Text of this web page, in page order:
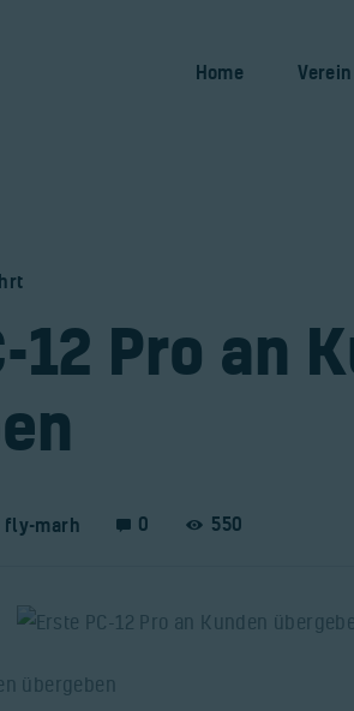
Home Verein
Verein
Bilder
12 Pro an
fly-marh 0 550